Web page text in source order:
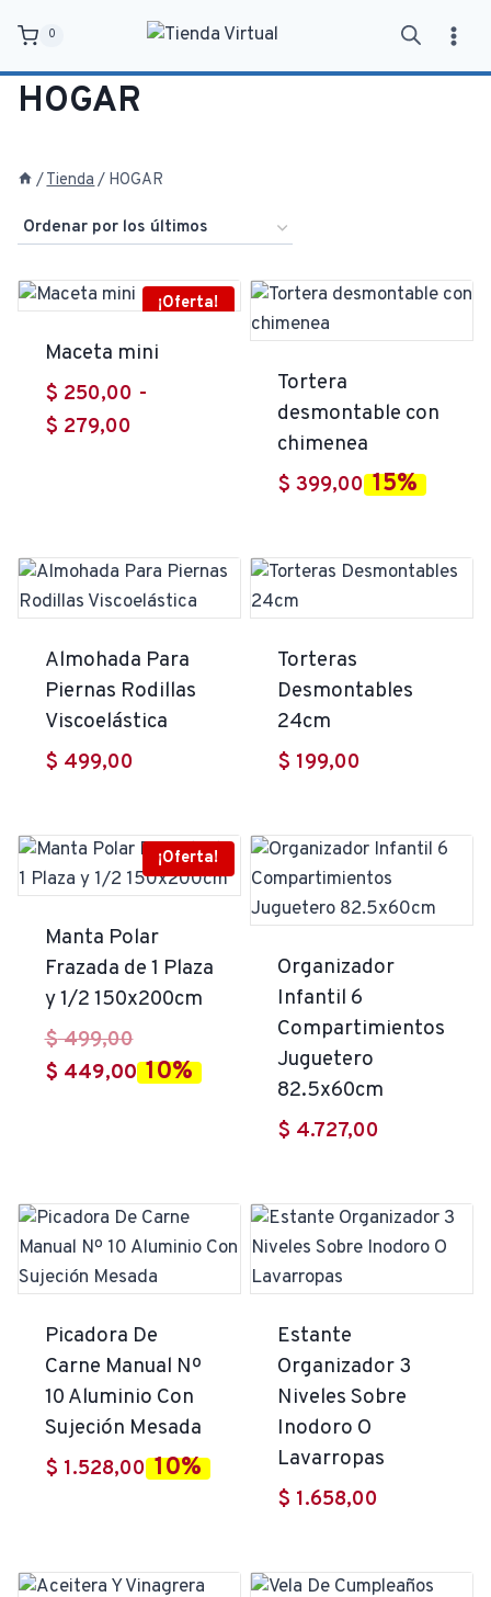
contenido
0
HOGAR
/Tienda/ HOGAR
¡Oferta!
Maceta mini
$ 250,00 -
$ 279,00Rango
$ 250,00
hasta
$ 279,00
Tortera
desmontable con
chimenea
$ 399,00 15%
Almohada Para
Piernas Rodillas
Viscoelástica
$ 499,00
Torteras
Desmontables
24cm
$ 199,00
¡Oferta!
Manta Polar
Frazada de 1 Plaza
y 1/2 150x200cm
$499,00El
precio
$ 449,00El
$ 449,00.
10%
Organizador
Infantil 6
Compartimientos
Juguetero
82.5x60cm
$ 4.727,00
Picadora De
Carne Manual Nº
10 Aluminio Con
Sujeción Mesada
$ 1.528,00 10%
Estante
Organizador 3
Niveles Sobre
Inodoro O
Lavarropas
$ 1.658,00